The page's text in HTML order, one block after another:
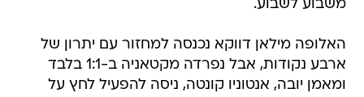
משבוע לשבוע.
האלופה מילאן דווקא נכנסה למחזור עם יתרון של
ארבע נקודות, אבל נפרדה מקטאניה ב-1:1 בלבד
ומאמן יובה, אנטוניו קונטה, ניסה להפעיל לחץ על